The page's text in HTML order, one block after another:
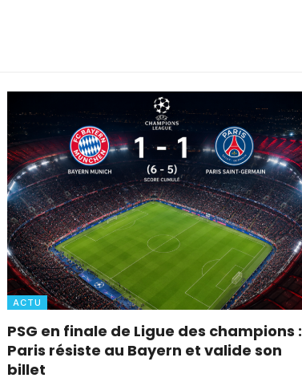
ACTU
PSG en finale de Ligue des champions :
Paris résiste au Bayern et valide son
billet